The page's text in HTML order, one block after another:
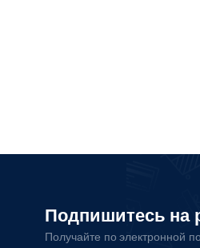
Подпишитесь на
Получайте по электронной